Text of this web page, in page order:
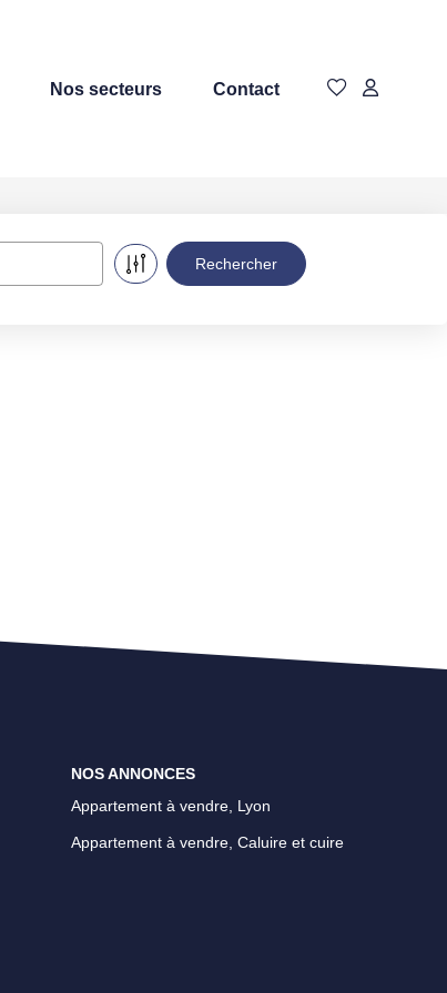
Nos secteurs Contact
NOS ANNONCES
Appartement à vendre, Lyon
Appartement à vendre, Caluire et cuire